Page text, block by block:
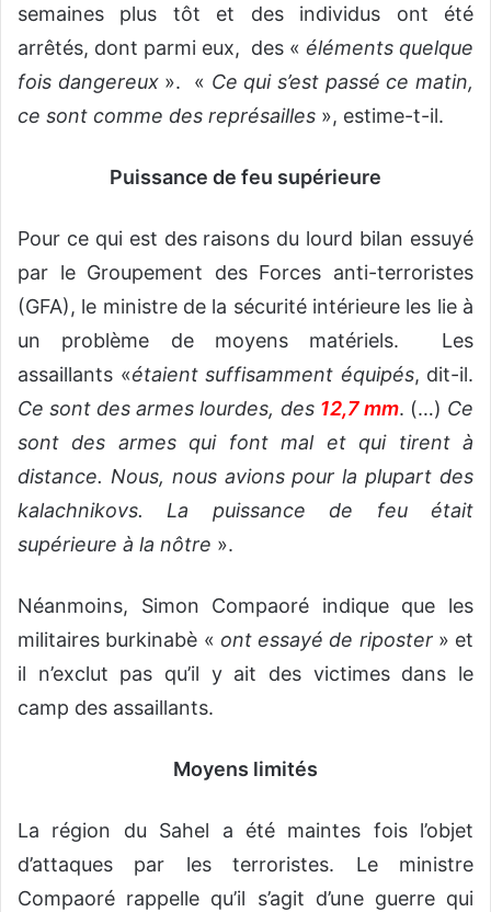
semaines plus tôt et des individus ont été
arrêtés, dont parmi eux, des « éléments quelque
fois dangereux ». « Ce qui s’est passé ce matin,
ce sont comme des représailles », estime-t-il.
Puissance de feu supérieure
Pour ce qui est des raisons du lourd bilan essuyé
par le Groupement des Forces anti-terroristes
(GFA), le ministre de la sécurité intérieure les lie à
un problème de moyens matériels. Les
assaillants «étaient suffisamment équipés, dit-il.
Ce sont des armes lourdes, des 12,7 mm. (…) Ce
sont des armes qui font mal et qui tirent à
distance. Nous, nous avions pour la plupart des
kalachnikovs. La puissance de feu était
supérieure à la nôtre ».
Néanmoins, Simon Compaoré indique que les
militaires burkinabè « ont essayé de riposter » et
il n’exclut pas qu’il y ait des victimes dans le
camp des assaillants.
Moyens limités
La région du Sahel a été maintes fois l’objet
d’attaques par les terroristes. Le ministre
Compaoré rappelle qu’il s’agit d’une guerre qui